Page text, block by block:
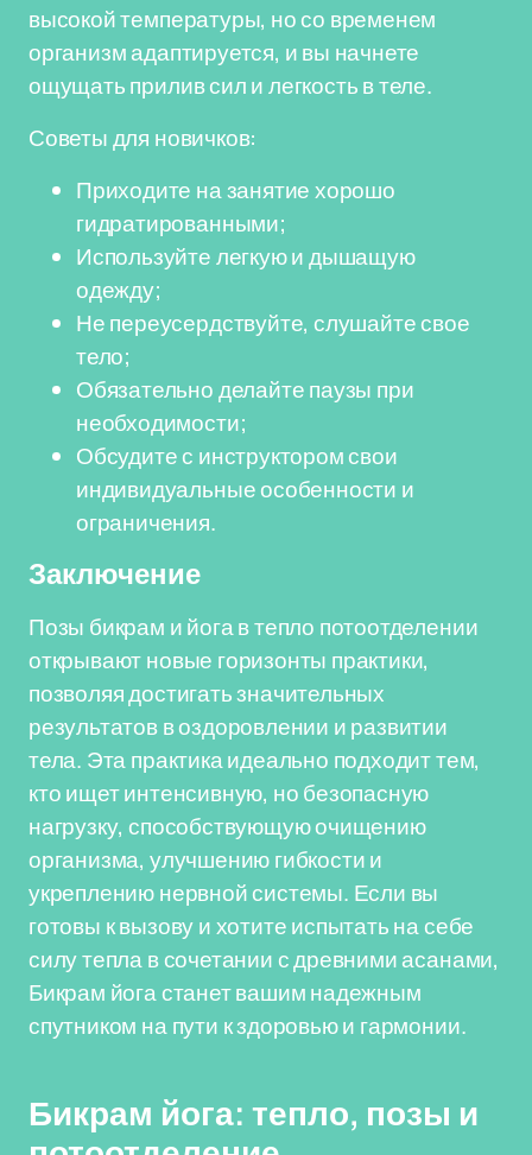
высокой температуры, но со временем
организм адаптируется, и вы начнете
ощущать прилив сил и легкость в теле.
Советы для новичков:
Приходите на занятие хорошо
гидратированными;
Используйте легкую и дышащую
одежду;
Не переусердствуйте, слушайте свое
тело;
Обязательно делайте паузы при
необходимости;
Обсудите с инструктором свои
индивидуальные особенности и
ограничения.
Заключение
Позы бикрам и йога в тепло потоотделении
открывают новые горизонты практики,
позволяя достигать значительных
результатов в оздоровлении и развитии
тела. Эта практика идеально подходит тем,
кто ищет интенсивную, но безопасную
нагрузку, способствующую очищению
организма, улучшению гибкости и
укреплению нервной системы. Если вы
готовы к вызову и хотите испытать на себе
силу тепла в сочетании с древними асанами,
Бикрам йога станет вашим надежным
спутником на пути к здоровью и гармонии.
Бикрам йога: тепло, позы и